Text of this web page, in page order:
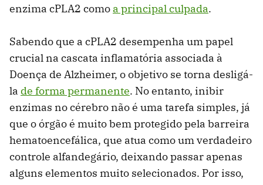
enzima cPLA2 como a principal culpada.
Sabendo que a cPLA2 desempenha um papel
crucial na cascata inflamatória associada à
Doença de Alzheimer, o objetivo se torna desligá-
la de forma permanente. No entanto, inibir
enzimas no cérebro não é uma tarefa simples, já
que o órgão é muito bem protegido pela barreira
hematoencefálica, que atua como um verdadeiro
controle alfandegário, deixando passar apenas
alguns elementos muito selecionados. Por isso,